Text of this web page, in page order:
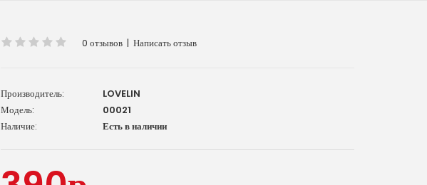
0 отзывов |Написать отзыв
Производитель:
LOVELIN
Модель:
00021
Наличие:
Есть в наличии